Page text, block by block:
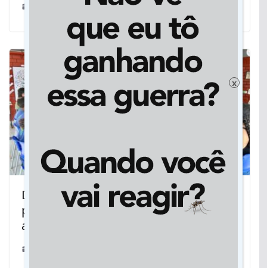
Dia C: Alunos colocam a cidadania em
prática falando sobre racismo, meio
ambiente e cultura da paz
x